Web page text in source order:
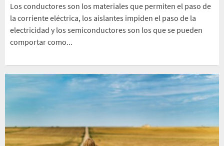
Los conductores son los materiales que permiten el paso de
la corriente eléctrica, los aislantes impiden el paso de la
electricidad y los semiconductores son los que se pueden
comportar como...